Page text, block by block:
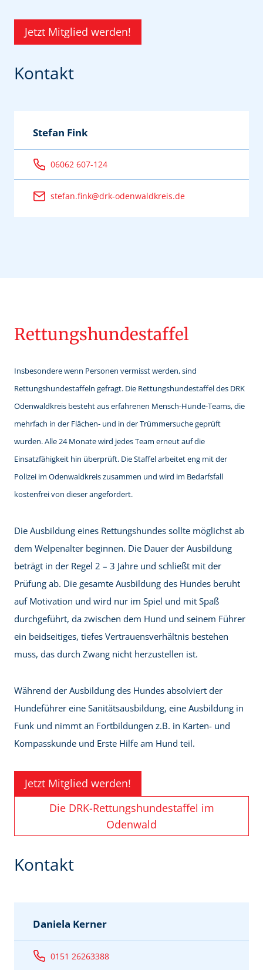
Jetzt Mitglied werden!
Kontakt
Stefan Fink
06062 607-124
stefan.fink@drk-odenwaldkreis.de
Rettungshundestaffel
Insbesondere wenn Personen vermisst werden, sind
Rettungshundestaffeln gefragt. Die Rettungshundestaffel des DRK
Odenwaldkreis besteht aus erfahrenen Mensch-Hunde-Teams, die
mehrfach in der Flächen- und in der Trümmersuche geprüft
wurden. Alle 24 Monate wird jedes Team erneut auf die
Einsatzfähigkeit hin überprüft. Die Staffel arbeitet eng mit der
Polizei im Odenwaldkreis zusammen und wird im Bedarfsfall
kostenfrei von dieser angefordert.
Die Ausbildung eines Rettungshundes sollte möglichst ab
dem Welpenalter beginnen. Die Dauer der Ausbildung
beträgt in der Regel 2 – 3 Jahre und schließt mit der
Prüfung ab. Die gesamte Ausbildung des Hundes beruht
auf Motivation und wird nur im Spiel und mit Spaß
durchgeführt, da zwischen dem Hund und seinem Führer
ein beidseitiges, tiefes Vertrauensverhältnis bestehen
muss, das durch Zwang nicht herzustellen ist.
Während der Ausbildung des Hundes absolviert der
Hundeführer eine Sanitätsausbildung, eine Ausbildung in
Funk und nimmt an Fortbildungen z.B. in Karten- und
Kompasskunde und Erste Hilfe am Hund teil.
Jetzt Mitglied werden!
Die DRK-Rettungshundestaffel im
Odenwald
Kontakt
Daniela Kerner
0151 26263388